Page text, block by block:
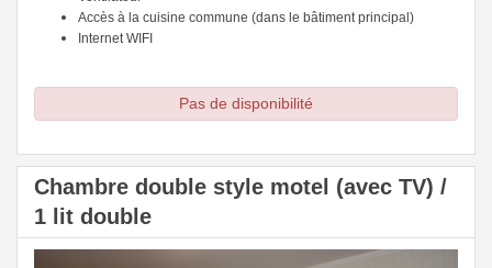
Accès à la cuisine commune (dans le bâtiment principal)
Internet WIFI
Pas de disponibilité
Chambre double style motel (avec TV) /
1 lit double